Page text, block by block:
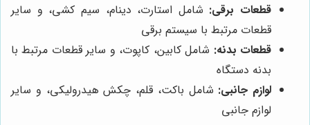
قطعات برقی: شامل استارت، دینام، سیم کشی، و سایر
قطعات مرتبط با سیستم برقی
قطعات بدنه: شامل کابین، کاپوت، و سایر قطعات مرتبط با
بدنه دستگاه
لوازم جانبی: شامل باکت، قلم، چکش هیدرولیکی، و سایر
لوازم جانبی